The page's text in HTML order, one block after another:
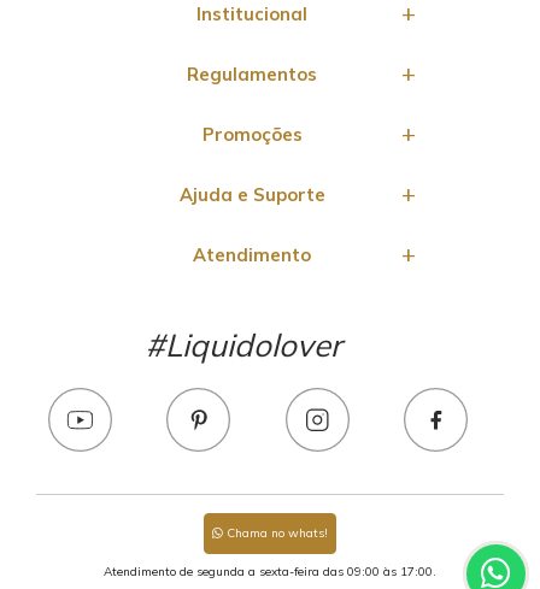
Institucional
Regulamentos
Promoções
Ajuda e Suporte
Atendimento
#Liquidolover
Chama no whats!
Atendimento de segunda a sexta-feira das 09:00 às 17:00.